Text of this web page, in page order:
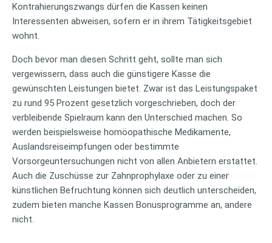
Kontrahierungszwangs dürfen die Kassen keinen
Interessenten abweisen, sofern er in ihrem Tätigkeitsgebiet
wohnt.
Doch bevor man diesen Schritt geht, sollte man sich
vergewissern, dass auch die günstigere Kasse die
gewünschten Leistungen bietet. Zwar ist das Leistungspaket
zu rund 95 Prozent gesetzlich vorgeschrieben, doch der
verbleibende Spielraum kann den Unterschied machen. So
werden beispielsweise homöopathische Medikamente,
Auslandsreiseimpfungen oder bestimmte
Vorsorgeuntersuchungen nicht von allen Anbietern erstattet.
Auch die Zuschüsse zur Zahnprophylaxe oder zu einer
künstlichen Befruchtung können sich deutlich unterscheiden,
zudem bieten manche Kassen Bonusprogramme an, andere
nicht.